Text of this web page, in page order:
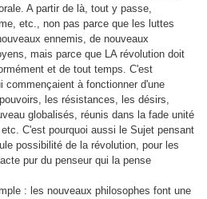
A partir de là, tout y passe,
etc., non pas parce que les luttes
ennemis, de nouveaux
mais parce que LA révolution doit
et de tout temps. C'est
commençaient à fonctionner d'une
les résistances, les désirs,
globalisés, réunis dans la fade unité
C'est pourquoi aussi le Sujet pensant
possibilité de la révolution, pour les
pur du penseur qui la pense
: les nouveaux philosophes font une